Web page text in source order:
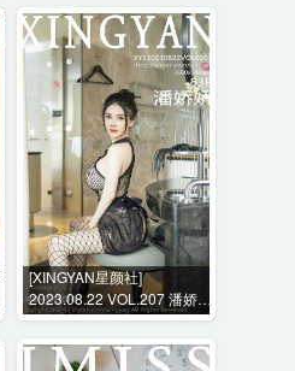
[XINGYAN星颜社]
2023.08.22 VOL.207 潘娇娇
[83P-1110MB]